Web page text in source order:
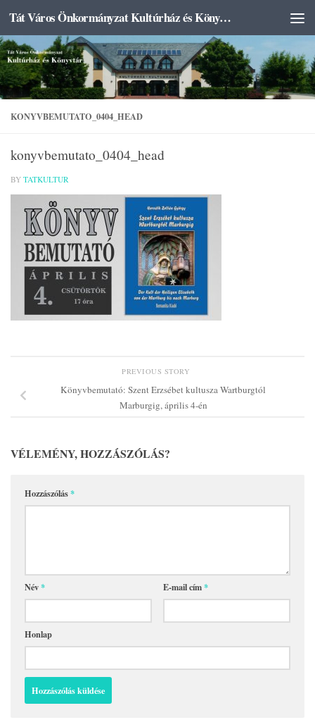
Skip to content Tát Város Önkormányzat Kultúrház és Könyvtár
KONYVBEMUTATO_0404_HEAD
konyvbemutato_0404_head
BY TATKULTUR
PREVIOUS STORY
Könyvbemutató: Szent Erzsébet kultusza Wartburgtól
Marburgig, április 4-én
VÉLEMÉNY, HOZZÁSZÓLÁS?
Hozzászólás*
Név* E-mail cím*
Honlap